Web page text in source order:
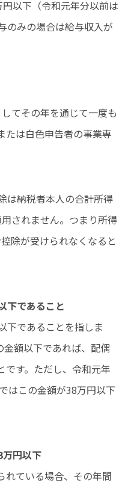
円以下（令和元年分以前は
のみの場合は給与収入が
てその年を通じて一度も
たは白色申告者の事業専
は納税者本人の合計所得
されません。つまり所得
除が受けられなくなると
下であること
下であることを指しま
額以下であれば、配偶
です。ただし、令和元年
はこの金額が38万円以下
円以下
れている場合、その年間